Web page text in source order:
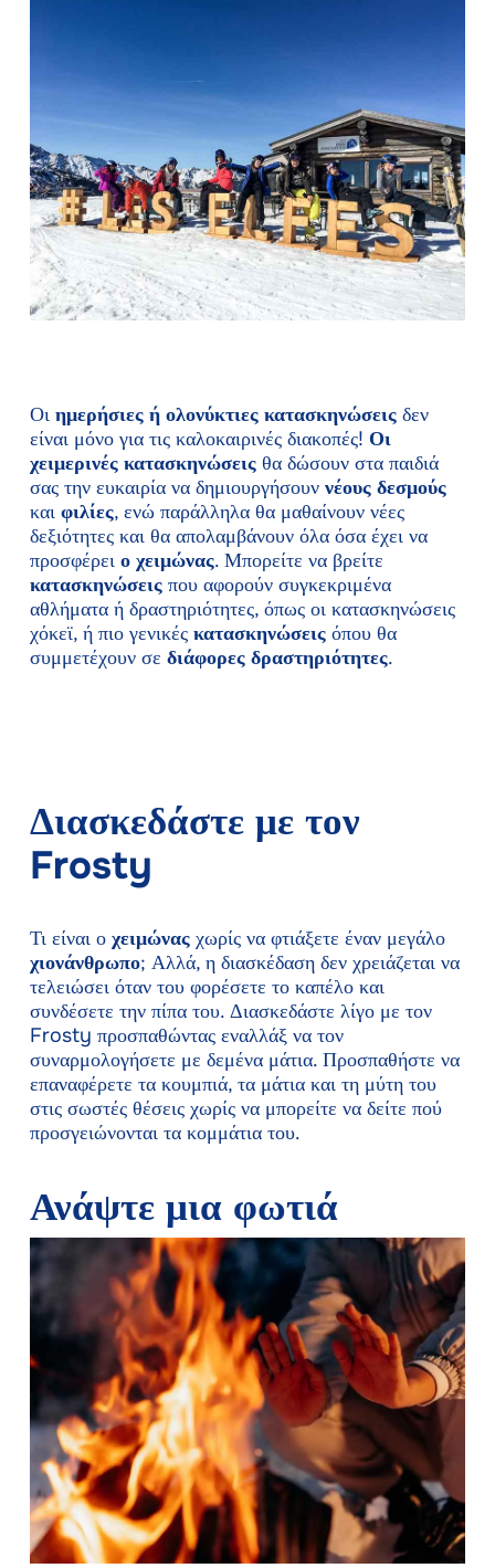
Οι ημερήσιες ή ολονύκτιες κατασκηνώσειςδεν
είναι μόνο για τις καλοκαιρινές διακοπές! Οι
χειμερινές κατασκηνώσειςθα δώσουν στα παιδιά
σας την ευκαιρία να δημιουργήσουν νέους δεσμούς
και φιλίες, ενώ παράλληλα θα μαθαίνουν νέες
δεξιότητες και θα απολαμβάνουν όλα όσα έχει να
προσφέρει ο χειμώνας. Μπορείτε να βρείτε
κατασκηνώσειςπου αφορούν συγκεκριμένα
αθλήματα ή δραστηριότητες, όπως οι κατασκηνώσεις
χόκεϊ, ή πιο γενικές κατασκηνώσειςόπου θα
συμμετέχουν σε διάφορες δραστηριότητες.
Διασκεδάστε με τον
Frosty
Τι είναι ο χειμώναςχωρίς να φτιάξετε έναν μεγάλο
χιονάνθρωπο; Αλλά, η διασκέδαση δεν χρειάζεται να
τελειώσει όταν του φορέσετε το καπέλο και
συνδέσετε την πίπα του. Διασκεδάστε λίγο με τον
Frosty προσπαθώντας εναλλάξ να τον
συναρμολογήσετε με δεμένα μάτια. Προσπαθήστε να
επαναφέρετε τα κουμπιά, τα μάτια και τη μύτη του
στις σωστές θέσεις χωρίς να μπορείτε να δείτε πού
προσγειώνονται τα κομμάτια του.
Ανάψτε μια φωτιά